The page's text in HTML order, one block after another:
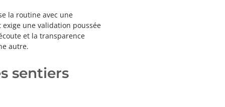
la routine avec une
une validation poussée
et la transparence
autre.
sentiers